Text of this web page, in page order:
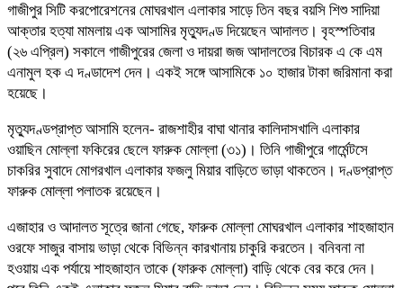
গাজীপুর সিটি করপোরেশনের মোঘরখাল এলাকার সাড়ে তিন বছর বয়সি শিশু সাদিয়া
আক্তার হত্যা মামলায় এক আসামির মৃত্যুদণ্ড দিয়েছেন আদালত। বৃহস্পতিবার
(২৬ এপ্রিল) সকালে গাজীপুরের জেলা ও দায়রা জজ আদালতের বিচারক এ কে এম
এনামুল হক এ দণ্ডাদেশ দেন। একই সঙ্গে আসামিকে ১০ হাজার টাকা জরিমানা করা
হয়েছে।
মৃত্যুদণ্ডপ্রাপ্ত আসামি হলেন- রাজশাহীর বাঘা থানার কালিদাসখালি এলাকার
ওয়াছিন মোল্লা ফকিরের ছেলে ফারুক মোল্লা (৩১)। তিনি গাজীপুরে গার্মেন্টসে
চাকরির সুবাদে মোগরখাল এলাকার ফজলু মিয়ার বাড়িতে ভাড়া থাকতেন। দণ্ডপ্রাপ্ত
ফারুক মোল্লা পলাতক রয়েছেন।
এজাহার ও আদালত সূত্রে জানা গেছে, ফারুক মোল্লা মোঘরখাল এলাকার শাহজাহান
ওরফে সাজুর বাসায় ভাড়া থেকে বিভিন্ন কারখানায় চাকুরি করতেন। বনিবনা না
হওয়ায় এক পর্যায়ে শাহজাহান তাকে (ফারুক মোল্লা) বাড়ি থেকে বের করে দেন।